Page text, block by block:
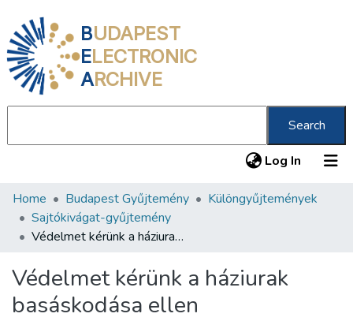
BUDAPEST
ELECTRONIC
ARCHIVE
Search
Log In (current)
Communities & Collections
All of DSpace
About us
Home Budapest Gyűjtemény
Különgyűjtemények
Sajtókivágat-gyűjtemény
Védelmet kérünk a háziurak basáskodása ellen
Védelmet kérünk a háziurak
basáskodása ellen